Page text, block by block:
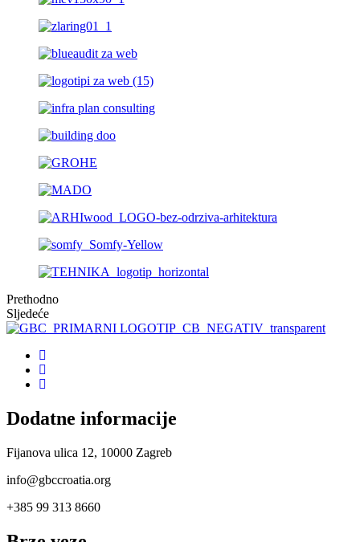
Prethodno
Sljedeće
Dodatne informacije
Fijanova ulica 12, 10000 Zagreb
info@gbccroatia.org
+385 99 313 8660